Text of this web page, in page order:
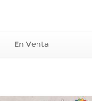
En Venta